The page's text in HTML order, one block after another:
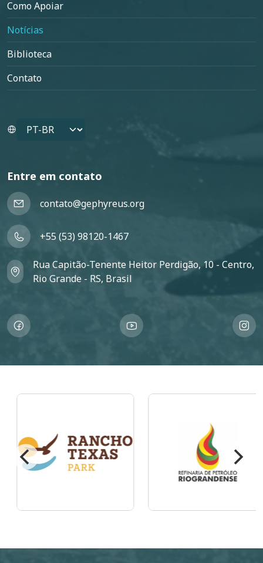
Como Apoiar
Notícias
Biblioteca
Contato
Select your language
Entre em contato
contato@gephyreus.org
+55 (53) 98120-1467
Rua Capitão-Tenente Heitor Perdigão, 10 - Centro,
Rio Grande - RS, Brasil
Imagem Imagem